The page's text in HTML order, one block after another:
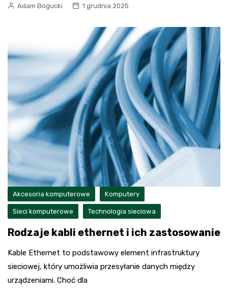
Adam Bogucki 1 grudnia 2025
Akcesoria komputerowe Komputery
Sieci komputerowe Technologia sieciowa
Rodzaje kabli ethernet i ich zastosowanie
Kable Ethernet to podstawowy element infrastruktury
sieciowej, który umożliwia przesyłanie danych między
urządzeniami. Choć dla